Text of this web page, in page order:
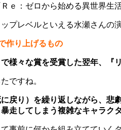
ｅ：ゼロから始める異世界生
プレベルといえる水瀬さんの
作り上げるもの
様々な賞を受賞した翌年、『
ですね。
戻り）を繰り返しながら、悲
走してしまう複雑なキャラク